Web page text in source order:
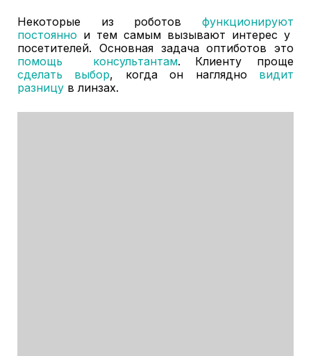
Некоторые из роботов функционируют
постоянно и тем самым вызывают интерес у
посетителей. Основная задача оптиботов это
помощь консультантам. Клиенту проще
сделать выбор, когда он наглядно видит
разницу в линзах.